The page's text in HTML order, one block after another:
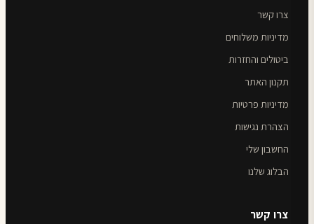
צרו קשר
מדיניות משלוחים
ביטולים והחזרות
תקנון האתר
מדיניות פרטיות
הצהרת נגישות
החשבון שלי
הבלוג שלנו
צרו קשר